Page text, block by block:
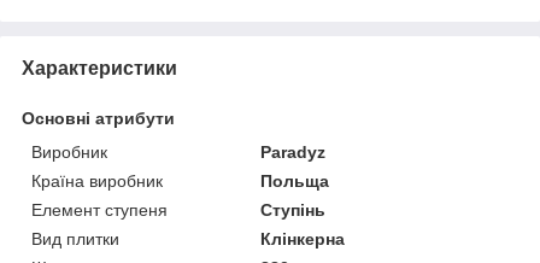
Характеристики
Основні атрибути
Виробник
Paradyz
Країна виробник
Польща
Елемент ступеня
Ступінь
Вид плитки
Клінкерна